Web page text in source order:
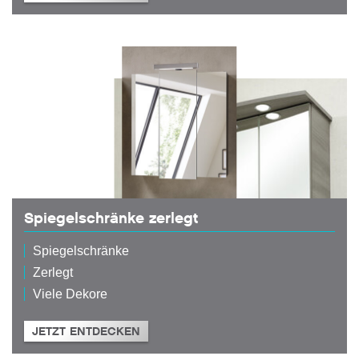
Spiegelschränke zerlegt
Spiegelschränke
Zerlegt
Viele Dekore
JETZT ENTDECKEN